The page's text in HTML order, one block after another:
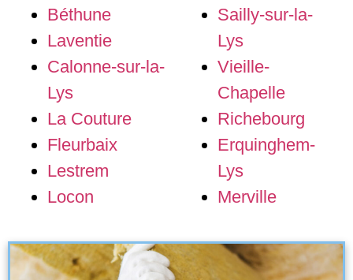
Béthune
Laventie
Calonne-sur-la-
Lys
La Couture
Fleurbaix
Lestrem
Locon
Sailly-sur-la-
Lys
Vieille-
Chapelle
Richebourg
Erquinghem-
Lys
Merville